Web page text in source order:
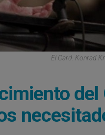
El Card. Konrad
del